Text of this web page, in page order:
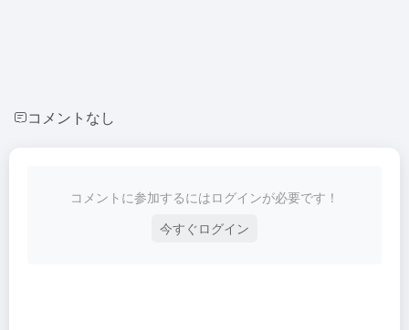
コメントなし
コメントに参加するにはログインが必要です！
今すぐログイン